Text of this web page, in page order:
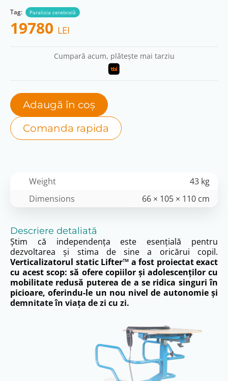
Tag: Paralizia cerebrală
19780 LEI
Cumpară acum, plătește mai tarziu
Adaugă în coș
Comanda rapida
Descriere detaliată
Weight
43 kg
Dimensions
66 × 105 × 110 cm
Știm că independența este esențială pentru
dezvoltarea și stima de sine a oricărui copil.
Verticalizatorul static Lifter™ a fost proiectat exact
cu acest scop: să ofere copiilor și adolescenților cu
mobilitate redusă puterea de a se ridica singuri în
picioare, oferindu-le un nou nivel de autonomie și
demnitate în viața de zi cu zi.